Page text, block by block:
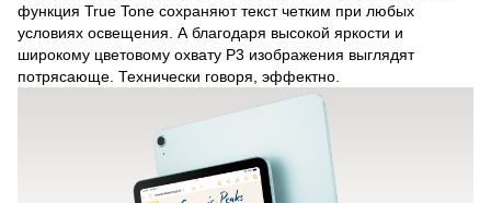
функция True Tone сохраняют текст четким при любых
условиях освещения. А благодаря высокой яркости и
широкому цветовому охвату P3 изображения выглядят
потрясающе. Технически говоря, эффектно.